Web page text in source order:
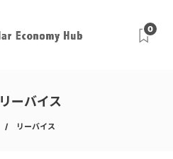
0
リーバイス
リーバイス